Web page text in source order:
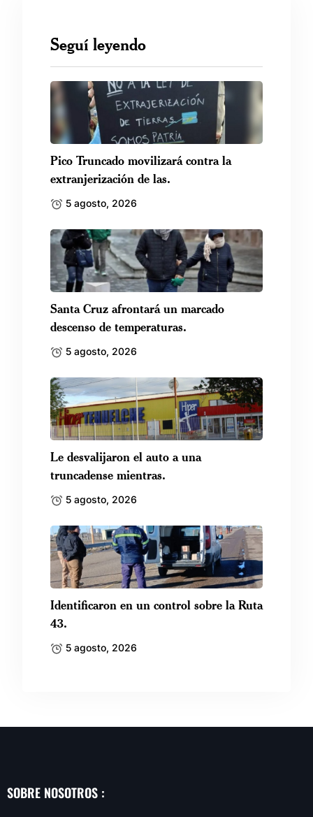
Seguí leyendo
Pico Truncado movilizará contra la
extranjerización de las.
5 agosto, 2026
Santa Cruz afrontará un marcado
descenso de temperaturas.
5 agosto, 2026
Le desvalijaron el auto a una
truncadense mientras.
5 agosto, 2026
Identificaron en un control sobre la Ruta
43.
5 agosto, 2026
SOBRE NOSOTROS :